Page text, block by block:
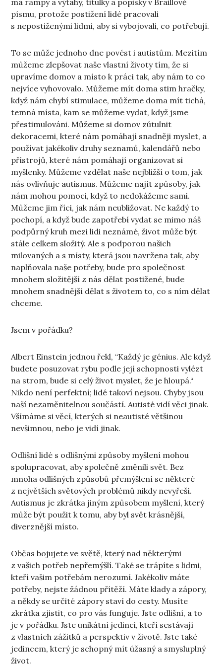
písmu, protože postižení lidé pracovali
s nepostiženými lidmi, aby si vybojovali, co potřebují.
To se může jednoho dne povést i autistům. Mezitím
můžeme zlepšovat naše vlastní životy tím, že si
upravíme domov a místo k práci tak, aby nám to co
nejvíce vyhovovalo. Můžeme mít doma stim hračky,
když nám chybí stimulace, můžeme doma mít tichá,
temná místa, kam se můžeme vydat, když jsme
přestimulováni. Můžeme si domov zútulnit
dekoracemi, které nám pomáhají snadněji myslet, a
používat jakékoliv druhy seznamů, kalendářů nebo
přístrojů, které nám pomáhají organizovat si
myšlenky. Můžeme vzdělat naše nejbližší o tom, jak
nás ovlivňuje autismus. Můžeme najít způsoby, jak
nám mohou pomoci, když to nedokážeme sami.
Můžeme jim říci, jak nám neubližovat. Ne každý to
pochopí, a když bude zapotřebí vydat se mimo náš
podpůrný kruh mezi lidi neznámé, život může být
stále celkem složitý. Ale s podporou našich
milovaných a s místy, která jsou navržena tak, aby
naplňovala naše potřeby, bude pro společnost
mnohem složitější z nás dělat postižené, bude
mnohem snadnější dělat s životem to, co s ním dělat
chceme.
Jsem v pořádku?
Albert Einstein jednou řekl, “Každý je génius. Ale když
budete posuzovat rybu podle její schopnosti vylézt
na strom, bude si celý život myslet, že je hloupá.“
Nikdo není perfektní; lidé takoví nejsou. Chyby jsou
naší nezaměnitelnou součástí. Autisté vidí věci jinak.
Všímáme si věcí, kterých si neautisté většinou
nevšimnou, nebo je vidí jinak.
Odlišní lidé s odlišnými způsoby myšlení mohou
spolupracovat, aby společně změnili svět. Bez
mnoha odlišných způsobů přemýšlení se některé
z největších světových problémů nikdy nevyřeší.
Autismus je zkrátka jiným způsobem myšlení, který
může být použit k tomu, aby byl svět krásnější,
diverznější místo.
Občas bojujete ve světě, který nad některými
z vašich potřeb nepřemýšlí. Také se trápíte s lidmi,
kteří vašim potřebám nerozumí. Jakékoliv máte
potřeby, nejste žádnou přítěží. Máte klady a zápory,
a někdy se určité zápory staví do cesty. Musíte
zkrátka zjistit, co pro vás funguje. Jste odlišní, a to
je v pořádku. Jste unikátní jedinci, kteří sestávají
z vlastních zážitků a perspektiv v životě. Jste také
jedincem, který je schopný mít úžasný a smysluplný
život.